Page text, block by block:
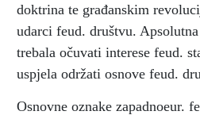
doktrina te građanskim
udarci feud. društvu.
trebala očuvati interese feud.
uspjela održati osnove feud.
Osnovne oznake zapadnoeur.